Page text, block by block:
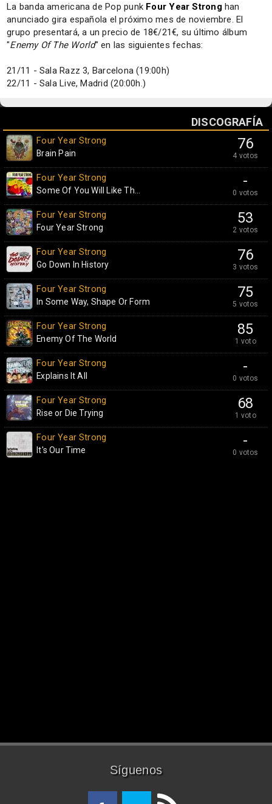
La banda americana de Pop punk Four Year Stronghan
anunciado gira española el próximo mes de noviembre. El
grupo presentará, a un precio de 18€/21€, su último álbum
"Enemy Of The World" en las siguientes fechas:
21/11 - Sala Razz 3, Barcelona (19:00h)
22/11 - Sala Live, Madrid (20:00h.)
DISCOGRAFÍA
76
4 votos
Four Year Strong
Brain Pain
-
0 votos
Four Year Strong
Some Of You Will Like Th...
53
2 votos
Four Year Strong
Four Year Strong
76
3 votos
Four Year Strong
Go Down In History
75
5 votos
Four Year Strong
In Some Way, Shape Or Form
85
1 voto
Four Year Strong
Enemy Of The World
-
0 votos
Four Year Strong
Explains It All
68
1 voto
Four Year Strong
Rise or Die Trying
-
0 votos
Four Year Strong
It's Our Time
Síguenos